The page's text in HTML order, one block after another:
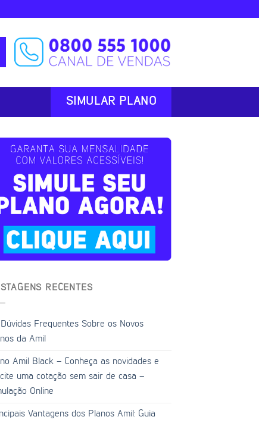
SIMULAR PLANO
RECENTES
Frequentes Sobre os Novos
da Amil
Amil Black – Conheça as novidades e
uma cotação sem sair de casa –
Online
Vantagens dos Planos Amil: Guia